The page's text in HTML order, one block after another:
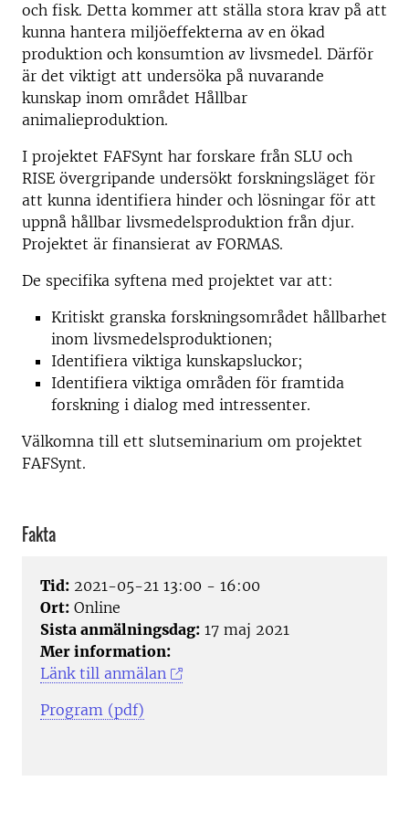
och fisk. Detta kommer att ställa stora krav på att
kunna hantera miljöeffekterna av en ökad
produktion och konsumtion av livsmedel. Därför
är det viktigt att undersöka på nuvarande
kunskap inom området Hållbar
animalieproduktion.
I projektet FAFSynt har forskare från SLU och
RISE övergripande undersökt forskningsläget för
att kunna identifiera hinder och lösningar för att
uppnå hållbar livsmedelsproduktion från djur.
Projektet är finansierat av FORMAS.
De specifika syftena med projektet var att:
Kritiskt granska forskningsområdet hållbarhet
inom livsmedelsproduktionen;
Identifiera viktiga kunskapsluckor;
Identifiera viktiga områden för framtida
forskning i dialog med intressenter.
Välkomna till ett slutseminarium om projektet
FAFSynt.
Fakta
Tid: 2021-05-21 13:00 - 16:00
Ort: Online
Sista anmälningsdag: 17 maj 2021
Mer information:
Länk till anmälan
Program (pdf)